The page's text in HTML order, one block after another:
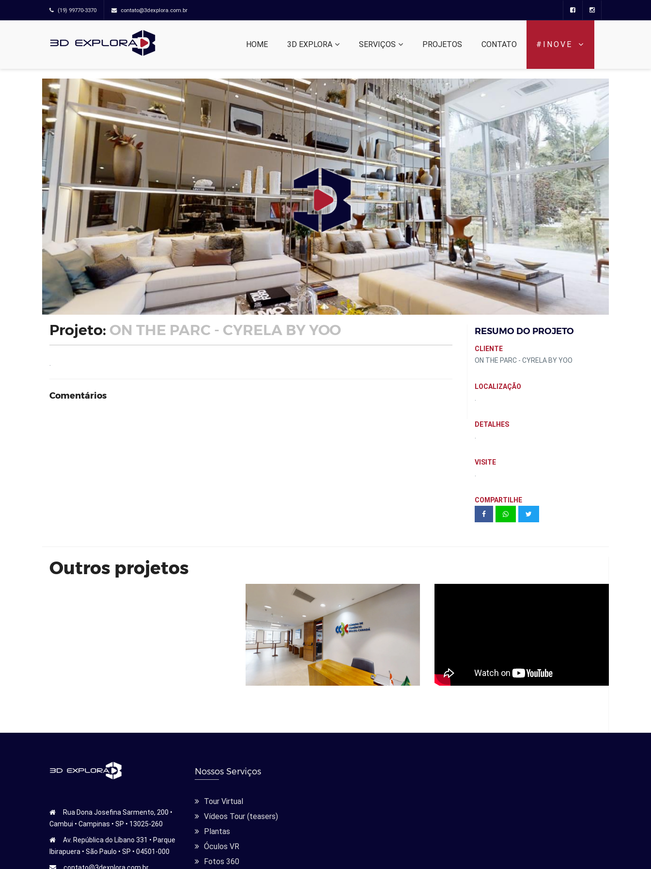
(19) 99770-3370 contato@3dexplora.com.br
HOME 3D EXPLORA SERVIÇOS PROJETOS CONTATO #INOVE
Projeto: ON THE PARC - CYRELA BY YOO
Comentários
RESUMO DO PROJETO
CLIENTE
ON THE PARC - CYRELA BY YOO
LOCALIZAÇÃO
DETALHES
VISITE
COMPARTILHE
Outros projetos
Teaser Green Ville
Rua Dona Josefina Sarmento, 200 •
Cambui • Campinas • SP • 13025-260
Av. República do Líbano 331 • Parque
Ibirapuera • São Paulo • SP • 04501-000
Nossos Serviços
Tour Virtual
Vídeos Tour (teasers)
Plantas
Óculos VR
Fotos 360